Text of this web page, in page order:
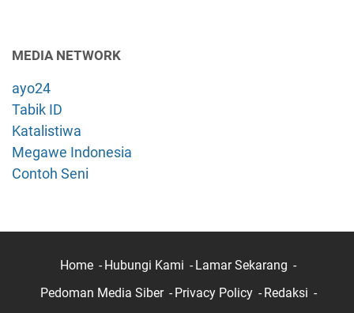
MEDIA NETWORK
ayo24
Tabik ID
Katalistiwa
Megawe Indonesia
Contoh Seni
Home Hubungi Kami
Lamar Sekarang
Pedoman Media Siber
Privacy Policy
Redaksi